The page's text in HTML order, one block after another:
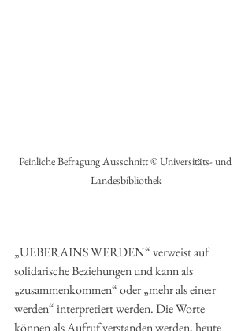
Peinliche Befragung Ausschnitt © Universitäts- und
Landesbibliothek
„UEBERAINS WERDEN“ verweist auf
solidarische Beziehungen und kann als
„zusammenkommen“ oder „mehr als eine:r
werden“ interpretiert werden. Die Worte
können als Aufruf verstanden werden, heute